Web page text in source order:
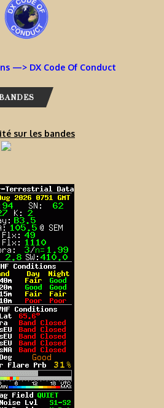
—> DX Code Of Conduct
sur les bandes